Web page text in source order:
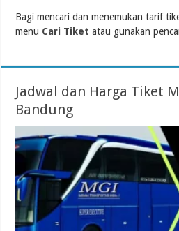
Bagi mencari dan menemukan tarif
menu Cari Tiket atau gunakan
Jadwal dan Harga Tiket
Bandung